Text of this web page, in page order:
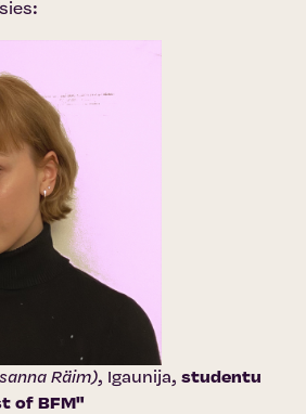
Räim), Igaunija, studentu
of BFM"